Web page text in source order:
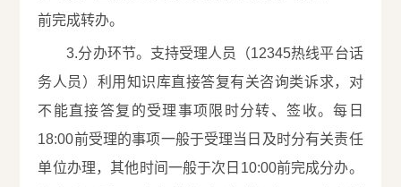
前完成转办。
3.分办环节。支持受理人员（12345热线平台话
务人员）利用知识库直接答复有关咨询类诉求，对
不能直接答复的受理事项限时分转、签收。每日
18:00前受理的事项一般于受理当日及时分有关责任
单位办理，其他时间一般于次日10:00前完成分办。